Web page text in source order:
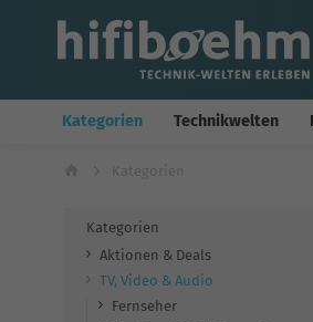
Kategorien Technikwelten
Kategorien
Aktionen & Deals
TV, Video & Audio
Fernseher